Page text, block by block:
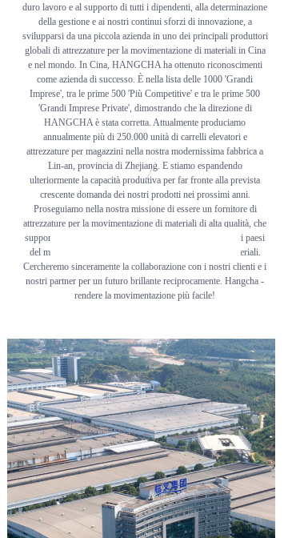
duro lavoro e al supporto di tutti i dipendenti, alla determinazione
della gestione e ai nostri continui sforzi di innovazione, a
svilupparsi da una piccola azienda in uno dei principali produttori
globali di attrezzature per la movimentazione di materiali in Cina
e nel mondo. In Cina, HANGCHA ha ottenuto riconoscimenti
come azienda di successo. È nella lista delle 1000 'Grandi
Imprese', tra le prime 500 'Più Competitive' e tra le prime 500
'Grandi Imprese Private', dimostrando che la direzione di
HANGCHA è stata corretta. Attualmente produciamo
annualmente più di 250.000 unità di carrelli elevatori e
attrezzature per magazzini nella nostra modernissima fabbrica a
Lin-an, provincia di Zhejiang. E stiamo espandendo
ulteriormente la capacità produttiva per far fronte alla prevista
crescente domanda dei nostri prodotti nei prossimi anni.
Proseguiamo nella nostra missione di essere un fornitore di
attrezzature per la movimentazione di materiali di alta qualità, che
supporta tutti i nostri clienti, sia in Cina che in tutti gli altri paesi
del mondo, nei loro processi di movimentazione dei materiali.
Cercheremo sinceramente la collaborazione con i nostri clienti e i
nostri partner per un futuro brillante reciprocamente. Hangcha -
rendere la movimentazione più facile!